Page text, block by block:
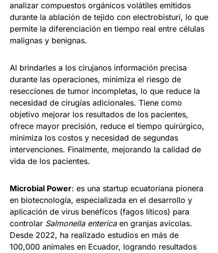
analizar compuestos orgánicos volátiles emitidos
durante la ablación de tejido con electrobisturí, lo que
permite la diferenciación en tiempo real entre células
malignas y benignas.
Al brindarles a los cirujanos información precisa
durante las operaciones, minimiza el riesgo de
resecciones de tumor incompletas, lo que reduce la
necesidad de cirugías adicionales. Tiene como
objetivo mejorar los resultados de los pacientes,
ofrece mayor precisión, reduce el tiempo quirúrgico,
minimiza los costos y necesidad de segundas
intervenciones. Finalmente, mejorando la calidad de
vida de los pacientes.
Microbial Power: es una startup ecuatoriana pionera
en biotecnología, especializada en el desarrollo y
aplicación de virus benéficos (fagos líticos) para
controlar Salmonella entericaen granjas avícolas.
Desde 2022, ha realizado estudios en más de
100,000 animales en Ecuador, logrando resultados